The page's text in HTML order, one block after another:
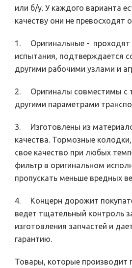
или б/у. У каждого варианта
качеству они не превосходят
1. Оригинальные - проходят
испытания, подтверждается
другими рабочими узлами и
2. Оригиналы совместимы с
другими параметрами
3. Изготовлены из
качества. Тормозные
свое качество при любых
фильтр в оригинальном
пропускать меньше вредных
4. Концерн дорожит
ведет тщательный контроль
изготовления запчастей и
гарантию.
Товары, которые производит